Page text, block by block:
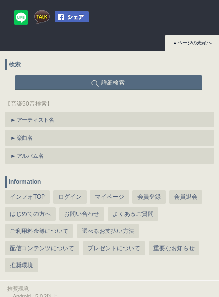
▲ページの先頭へ
検索
詳細検索
【音楽50音検索】
アーティスト名
楽曲名
アルバム名
information
インフォTOP ログイン マイページ 会員登録 会員退会
はじめての方へ お問い合わせ よくあるご質問
ご利用料金等について 選べるお支払い方法
配信コンテンツについて プレゼントについて 重要なお知らせ
推奨環境
推奨環境